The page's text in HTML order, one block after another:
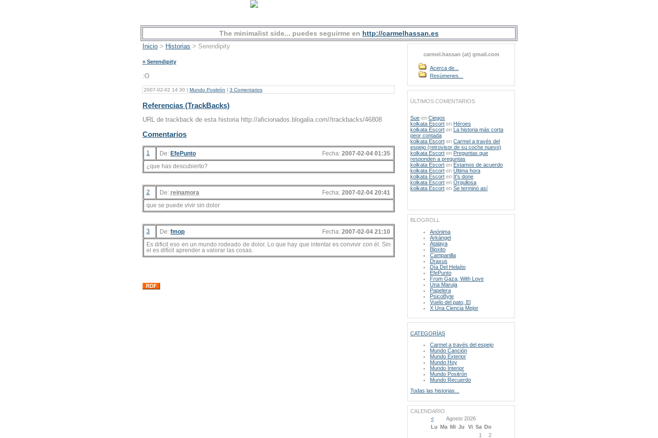
The minimalist side... puedes seguirme en http://carmelhassan.es
Inicio > Historias > Serendipity
» Serendipity
:O
2007-02-02 14:30 | Mundo Positrón | 3 Comentarios
Referencias (TrackBacks)
URL de trackback de esta historia http://aficionados.blogalia.com//trackbacks/46808
Comentarios
1 De: EfePunto Fecha: 2007-02-04 01:35
¿que has descubierto?
2 De: reinamora Fecha: 2007-02-04 20:41
que se puede vivir sin dolor
3 De: fmop Fecha: 2007-02-04 21:10
Es dificil eso en un mundo rodeado de dolor. Lo que hay que intentar es convivir con él. Sin
el es difícil aprender a valorar las cosas.
carmel.hassan (at) gmail.com
Acerca de...
Resúmenes...
ÚLTIMOS COMENTARIOS
Sue en Ciegos
kolkata Escort en Héroes
kolkata Escort en La historia más corta
peor contada
kolkata Escort en Carmel a través del
espejo (retrovisor de su coche nuevo)
kolkata Escort en Preguntas que
responden a preguntas
kolkata Escort en Estamos de acuerdo
kolkata Escort en Última hora
kolkata Escort en It's done
kolkata Escort en Orgullosa
kolkata Escort en Se terminó así
BLOGROLL
Anónima
Arkángel
Atalaya
Bloxito
Campanilla
Draxus
Día Del Helaíto
EfePunto
From Gaza, With Love
Una Maruja
Papelera
PsicoByte
Vuelo del pato, El
X Una Ciencia Mejor
CATEGORÍAS
Carmel a través del espejo
Mundo Canción
Mundo Exterior
Mundo Hoy
Mundo Interior
Mundo Positrón
Mundo Recuerdo
Todas las historias...
CALENDARIO
<
Agosto 2026
Lu Ma Mi Ju Vi Sa Do
1
2